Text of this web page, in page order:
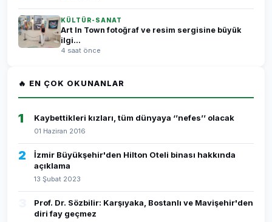
KÜLTÜR-SANAT
Art In Town fotoğraf ve resim sergisine büyük
ilgi...
4 saat önce
🔥 EN ÇOK OKUNANLAR
1 Kaybettikleri kızları, tüm dünyaya ‘’nefes’’ olacak
01 Haziran 2016
2
İzmir Büyükşehir'den Hilton Oteli binası hakkında
açıklama
13 Şubat 2023
Prof. Dr. Sözbilir: Karşıyaka, Bostanlı ve Mavişehir'den
diri fay geçmez